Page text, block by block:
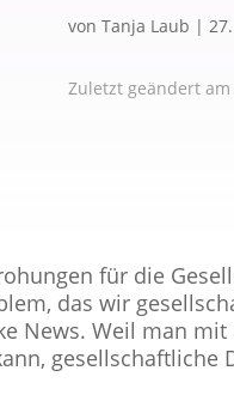
von Tanja Laub |
Zuletzt geändert am
für die
das wir
News. Weil man mit
gesellschaftliche